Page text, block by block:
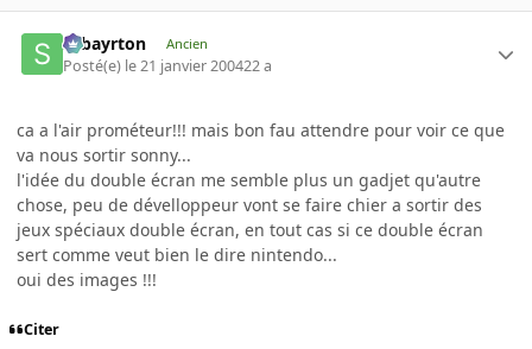
sebayrton Ancien
Posté(e) le 21 janvier 200422 a
ca a l'air prométeur!!! mais bon fau attendre pour voir ce que
va nous sortir sonny...
l'idée du double écran me semble plus un gadjet qu'autre
chose, peu de dévelloppeur vont se faire chier a sortir des
jeux spéciaux double écran, en tout cas si ce double écran
sert comme veut bien le dire nintendo...
oui des images !!!
Citer